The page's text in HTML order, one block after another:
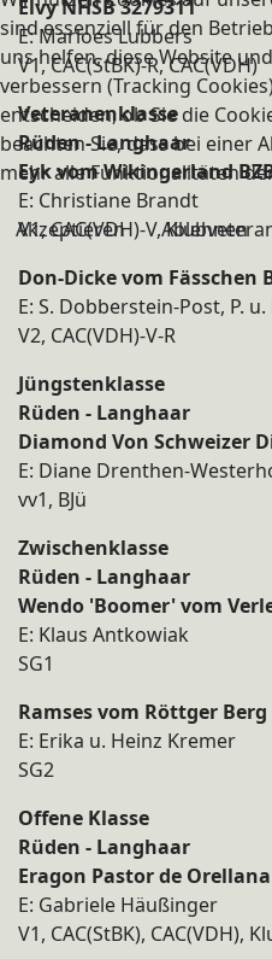
Elvy NHSB 3279311
E: Marloes Lubbers
V1, CAC(StBK)-R, CAC(VDH)
Veteranenklasse
Rüden - Langhaar
Eyk vom Wikingerland
E: Christiane Brandt
V1, CAC(VDH)-V,
Don-Dicke vom Fässchen
E: S. Dobberstein-Post, P.
V2, CAC(VDH)-V-R
Jüngstenklasse
Rüden - Langhaar
Diamond Von Schweizer
E: Diane Drenthen-
vv1, BJü
Zwischenklasse
Rüden - Langhaar
Wendo 'Boomer' vom
E: Klaus Antkowiak
SG1
Ramses vom Röttger Berg
E: Erika u. Heinz Kremer
SG2
Offene Klasse
Rüden - Langhaar
Eragon Pastor de Orellana
E: Gabriele Häußinger
V1, CAC(StBK), CAC(VDH),
sind essenziell für den
uns helfen, diese Website
verbessern (Tracking
entscheiden, ob Sie die
beachten Sie, dass bei einer
mehr alle Funktionalitäten
Akzeptieren Ablehnen